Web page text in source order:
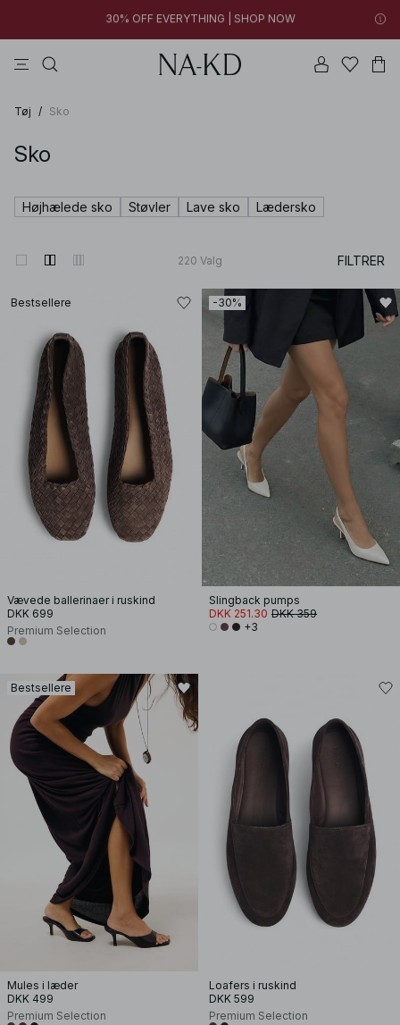
06h 48m 27s
FINAL SALE | SHOP NOW
06h 48m 27s
FINAL SALE | SHOP NOW
30% OFF EVERYTHING | SHOP NOW
Tøj / Sko
Sko
Højhælede sko Støvler Lave sko Lædersko
220 Valg FILTRER
Bestsellere
Vævede ballerinaer i ruskind
DKK 699
Premium Selection
-30%
Slingback pumps
DKK 251.30 DKK 359
+3
Bestsellere
Mules i læder
DKK 499
Premium Selection
Loafers i ruskind
DKK 599
Premium Selection